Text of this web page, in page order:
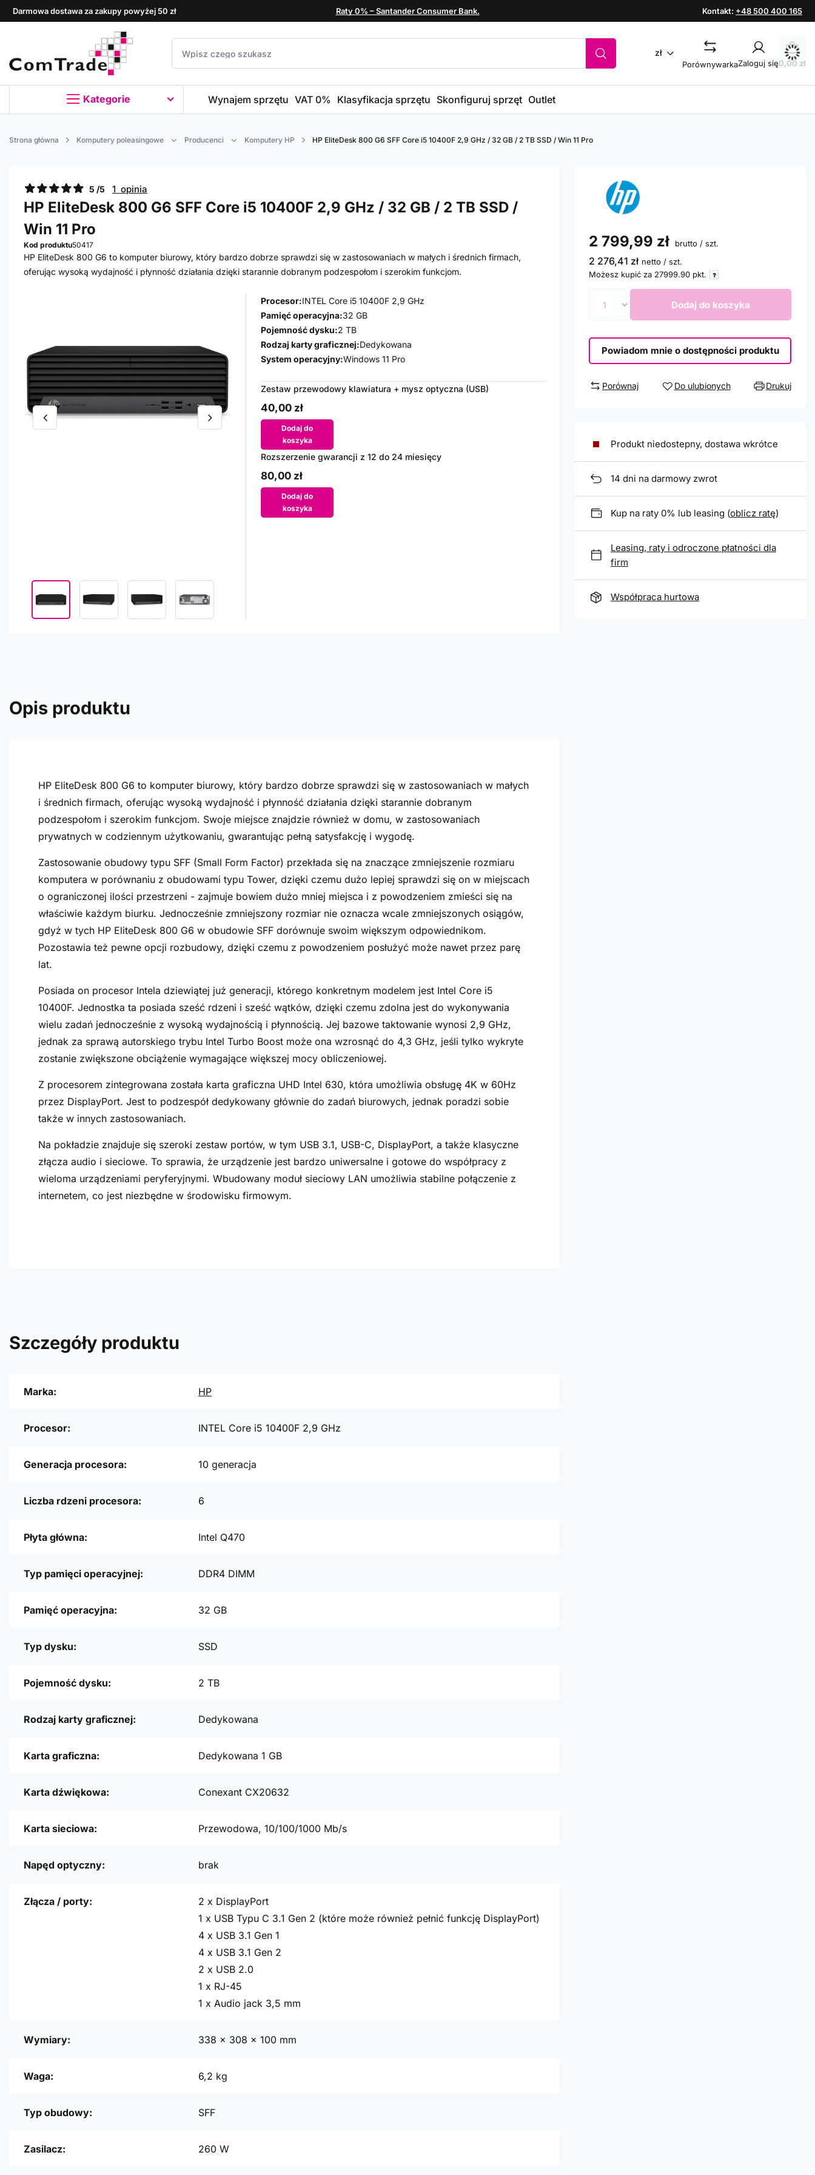
Darmowa dostawa za zakupy powyżej 50 zł Raty 0% – Santander Consumer Bank. Kontakt: +48 500 400 165
zł
PorównywarkaZaloguj się0,00 zł
Kategorie Wynajem sprzętu VAT 0% Klasyfikacja sprzętu Skonfiguruj sprzęt Outlet
Strona główna Komputery poleasingowe Producenci Komputery HP HP EliteDesk 800 G6 SFF Core i5 10400F 2,9 GHz / 32 GB / 2 TB SSD / Win 11 Pro
5 /5 1 opinia
HP EliteDesk 800 G6 SFF Core i5 10400F 2,9 GHz / 32 GB / 2 TB SSD /
Win 11 Pro
Kod produktu50417
HP EliteDesk 800 G6 to komputer biurowy, który bardzo dobrze sprawdzi się w zastosowaniach w małych i średnich firmach,
oferując wysoką wydajność i płynność działania dzięki starannie dobranym podzespołom i szerokim funkcjom.
Procesor:INTEL Core i5 10400F 2,9 GHz
Pamięć operacyjna:32 GB
Pojemność dysku:2 TB
Rodzaj karty graficznej:Dedykowana
System operacyjny:Windows 11 Pro
Zestaw przewodowy klawiatura + mysz optyczna (USB)
40,00 zł
Dodaj do
koszyka
Rozszerzenie gwarancji z 12 do 24 miesięcy
80,00 zł
Dodaj do
koszyka
2 799,99 zł brutto / szt.
2 276,41 zł netto / szt.
Możesz kupić za 27999.90 pkt.
Dodaj do koszyka
Powiadom mnie o dostępności produktu
Porównaj Do ulubionych Drukuj
Produkt niedostepny, dostawa wkrótce
14 dni na darmowy zwrot
Kup na raty 0% lub leasing (oblicz ratę)
Leasing, raty i odroczone płatności dla
firm
Współpraca hurtowa
Opis produktu
HP EliteDesk 800 G6 to komputer biurowy, który bardzo dobrze sprawdzi się w zastosowaniach w małych
i średnich firmach, oferując wysoką wydajność i płynność działania dzięki starannie dobranym
podzespołom i szerokim funkcjom. Swoje miejsce znajdzie również w domu, w zastosowaniach
prywatnych w codziennym użytkowaniu, gwarantując pełną satysfakcję i wygodę.
Zastosowanie obudowy typu SFF (Small Form Factor) przekłada się na znaczące zmniejszenie rozmiaru
komputera w porównaniu z obudowami typu Tower, dzięki czemu dużo lepiej sprawdzi się on w miejscach
o ograniczonej ilości przestrzeni - zajmuje bowiem dużo mniej miejsca i z powodzeniem zmieści się na
właściwie każdym biurku. Jednocześnie zmniejszony rozmiar nie oznacza wcale zmniejszonych osiągów,
gdyż w tych HP EliteDesk 800 G6 w obudowie SFF dorównuje swoim większym odpowiednikom.
Pozostawia też pewne opcji rozbudowy, dzięki czemu z powodzeniem posłużyć może nawet przez parę
lat.
Posiada on procesor Intela dziewiątej już generacji, którego konkretnym modelem jest Intel Core i5
10400F. Jednostka ta posiada sześć rdzeni i sześć wątków, dzięki czemu zdolna jest do wykonywania
wielu zadań jednocześnie z wysoką wydajnością i płynnością. Jej bazowe taktowanie wynosi 2,9 GHz,
jednak za sprawą autorskiego trybu Intel Turbo Boost może ona wzrosnąć do 4,3 GHz, jeśli tylko wykryte
zostanie zwiększone obciążenie wymagające większej mocy obliczeniowej.
Z procesorem zintegrowana została karta graficzna UHD Intel 630, która umożliwia obsługę 4K w 60Hz
przez DisplayPort. Jest to podzespół dedykowany głównie do zadań biurowych, jednak poradzi sobie
także w innych zastosowaniach.
Na pokładzie znajduje się szeroki zestaw portów, w tym USB 3.1, USB-C, DisplayPort, a także klasyczne
złącza audio i sieciowe. To sprawia, że urządzenie jest bardzo uniwersalne i gotowe do współpracy z
wieloma urządzeniami peryferyjnymi. Wbudowany moduł sieciowy LAN umożliwia stabilne połączenie z
internetem, co jest niezbędne w środowisku firmowym.
Szczegóły produktu
Marka: HP
Procesor: INTEL Core i5 10400F 2,9 GHz
Generacja procesora: 10 generacja
Liczba rdzeni procesora: 6
Płyta główna: Intel Q470
Typ pamięci operacyjnej: DDR4 DIMM
Pamięć operacyjna: 32 GB
Typ dysku: SSD
Pojemność dysku: 2 TB
Rodzaj karty graficznej: Dedykowana
Karta graficzna: Dedykowana 1 GB
Karta dźwiękowa: Conexant CX20632
Karta sieciowa: Przewodowa, 10/100/1000 Mb/s
Napęd optyczny: brak
Złącza / porty:
2 x DisplayPort
1 x USB Typu C 3.1 Gen 2 (które może również pełnić funkcję DisplayPort)
4 x USB 3.1 Gen 1
4 x USB 3.1 Gen 2
2 x USB 2.0
1 x RJ-45
1 x Audio jack 3,5 mm
Wymiary: 338 x 308 x 100 mm
Waga: 6,2 kg
Typ obudowy: SFF
Zasilacz: 260 W